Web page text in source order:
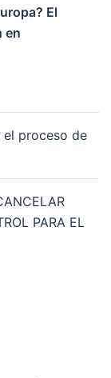
El
en
el proceso de
PARA EL